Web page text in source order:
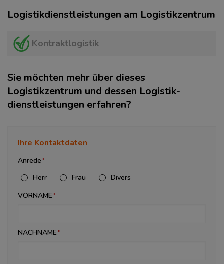
Logistikdienstleistungen am Logistikzentrum
Kontraktlogistik
Sie möchten mehr über dieses
Logistikzentrum und dessen Logistik­
dienstleistungen erfahren?
Ihre Kontaktdaten
Anrede
Herr
Frau
Divers
VORNAME
NACHNAME